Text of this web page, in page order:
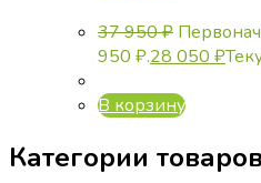
37 950₽
950 ₽.28 050 ₽
В корзину
Категории товаров